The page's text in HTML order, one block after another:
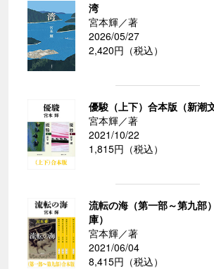
湾
宮本輝／著
2026/05/27
2,420円（税込）
優駿（上下）合本版（新潮
宮本輝／著
2021/10/22
1,815円（税込）
流転の海（第一部～第九部
庫）
宮本輝／著
2021/06/04
8,415円（税込）